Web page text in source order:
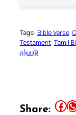
Tags: Bible Verse
Testament Tamil
ஏற்பாடு
Share: Share this article on Facebook Share this article on WhatsApp